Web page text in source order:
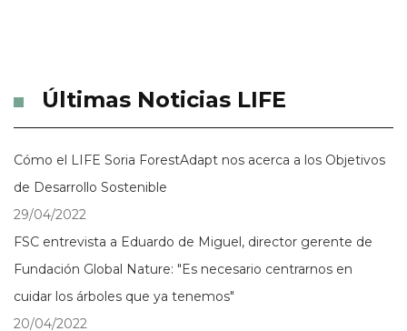
Últimas Noticias LIFE
Cómo el LIFE Soria ForestAdapt nos acerca a los Objetivos
de Desarrollo Sostenible
29/04/2022
FSC entrevista a Eduardo de Miguel, director gerente de
Fundación Global Nature: "Es necesario centrarnos en
cuidar los árboles que ya tenemos"
20/04/2022